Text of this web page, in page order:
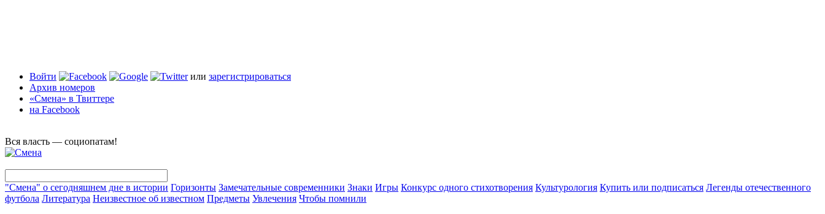
Войти или зарегистрироваться
Архив номеров
«Смена» в Твиттере
на Facebook
Вся власть — социопатам!
"Смена" о сегодняшнем дне в истории Горизонты Замечательные современники Знаки Игры Конкурс одного стихотворения Культурология Купить или подписаться Легенды отечественного
футбола Литература Неизвестное об известном Предметы Увлечения Чтобы помнили